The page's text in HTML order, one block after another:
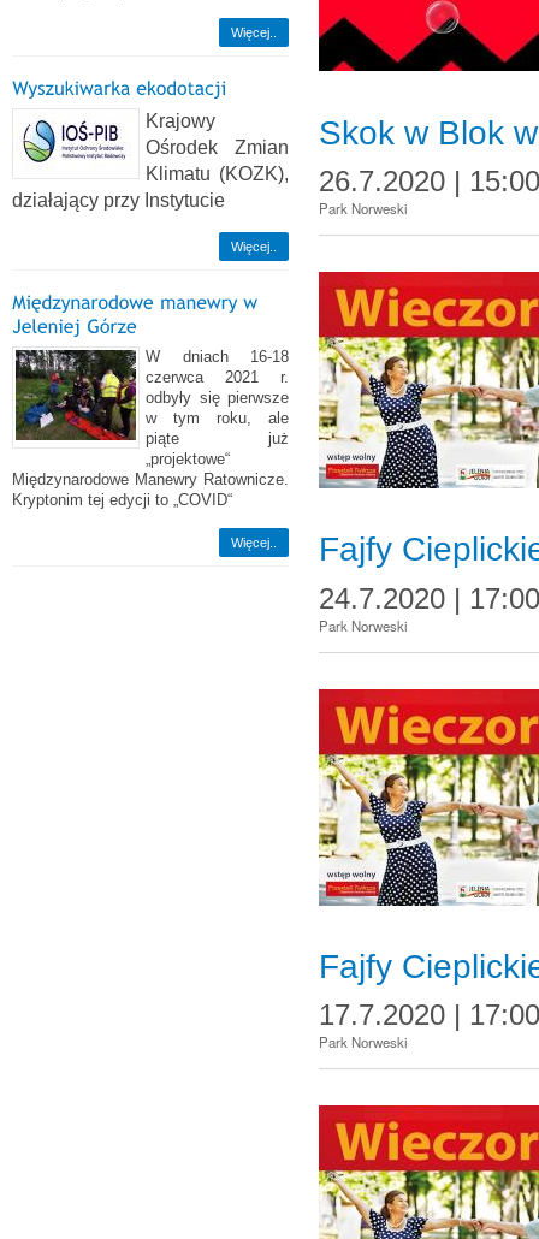
Więcej..
Krajowy
Ośrodek Zmian
Klimatu (KOZK),
działający przy Instytucie
Więcej..
W dniach 16-18
czerwca 2021 r.
odbyły się pierwsze
w tym roku, ale
piąte już
„projektowe“
Międzynarodowe Manewry Ratownicze.
Kryptonim tej edycji to „COVID“
Więcej..
Skok w Blok
26.7.2020 | 15:00
Park Norweski
Fajfy
24.7.2020 | 17:00
Park Norweski
Fajfy
17.7.2020 | 17:00
Park Norweski